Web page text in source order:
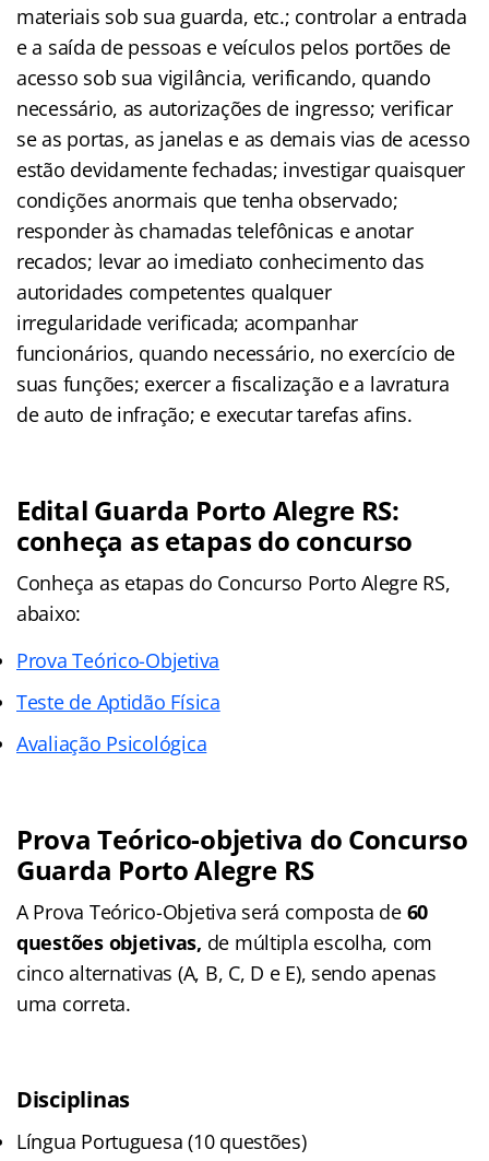
materiais sob sua guarda, etc.; controlar a entrada
e a saída de pessoas e veículos pelos portões de
acesso sob sua vigilância, verificando, quando
necessário, as autorizações de ingresso; verificar
se as portas, as janelas e as demais vias de acesso
estão devidamente fechadas; investigar quaisquer
condições anormais que tenha observado;
responder às chamadas telefônicas e anotar
recados; levar ao imediato conhecimento das
autoridades competentes qualquer
irregularidade verificada; acompanhar
funcionários, quando necessário, no exercício de
suas funções; exercer a fiscalização e a lavratura
de auto de infração; e executar tarefas afins.
Edital Guarda Porto Alegre RS:
conheça as etapas do concurso
Conheça as etapas do Concurso Porto Alegre RS,
abaixo:
Prova Teórico-Objetiva
Teste de Aptidão Física
Avaliação Psicológica
Prova Teórico-objetiva do Concurso
Guarda Porto Alegre RS
A Prova Teórico-Objetiva será composta de 60
questões objetivas, de múltipla escolha, com
cinco alternativas (A, B, C, D e E), sendo apenas
uma correta.
Disciplinas
Língua Portuguesa (10 questões)